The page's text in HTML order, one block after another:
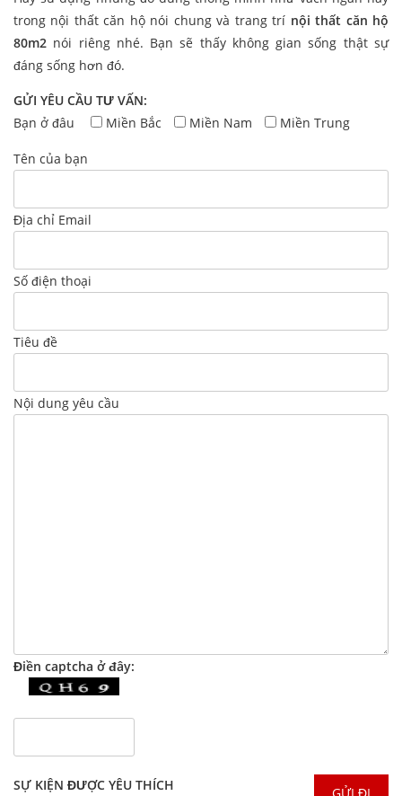
trong nội thất căn hộ nói chung và trang trí nội thất căn hộ
80m2 nói riêng nhé. Bạn sẽ thấy không gian sống thật sự
đáng sống hơn đó.
GỬI YÊU CẦU TƯ VẤN:
Bạn ở đâu
Miền Bắc Miền Nam Miền Trung
Tên của bạn
Địa chỉ Email
Số điện thoại
Tiêu đề
Nội dung yêu cầu
Điền captcha ở đây:
SỰ KIỆN ĐƯỢC YÊU THÍCH